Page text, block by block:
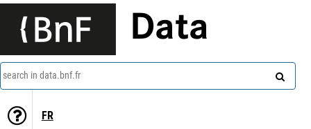
Data
search in data.bnf.fr
FR